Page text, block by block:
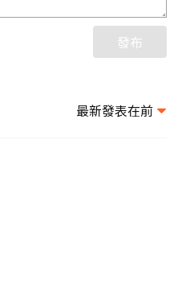
發布
最新發表在前